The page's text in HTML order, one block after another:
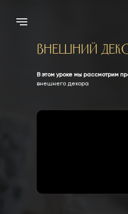
Внешний
В этом уроке мы рассмотрим
внешнего декора